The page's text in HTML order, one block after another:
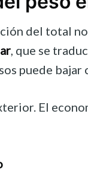
del total
, que se
puede
El